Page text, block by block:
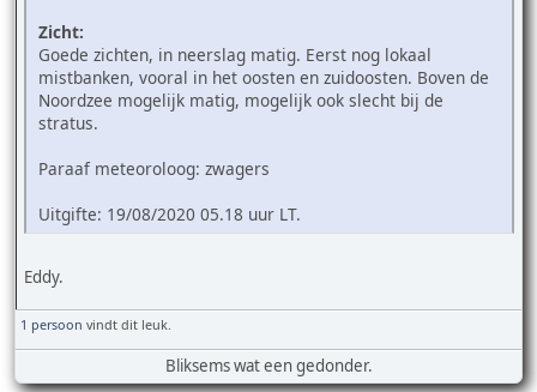
Zicht:
Goede zichten, in neerslag matig. Eerst nog lokaal
mistbanken, vooral in het oosten en zuidoosten. Boven de
Noordzee mogelijk matig, mogelijk ook slecht bij de
stratus.
Paraaf meteoroloog: zwagers
Uitgifte: 19/08/2020 05.18 uur LT.
Eddy.
1 persoon vindt dit leuk.
Bliksems wat een gedonder.